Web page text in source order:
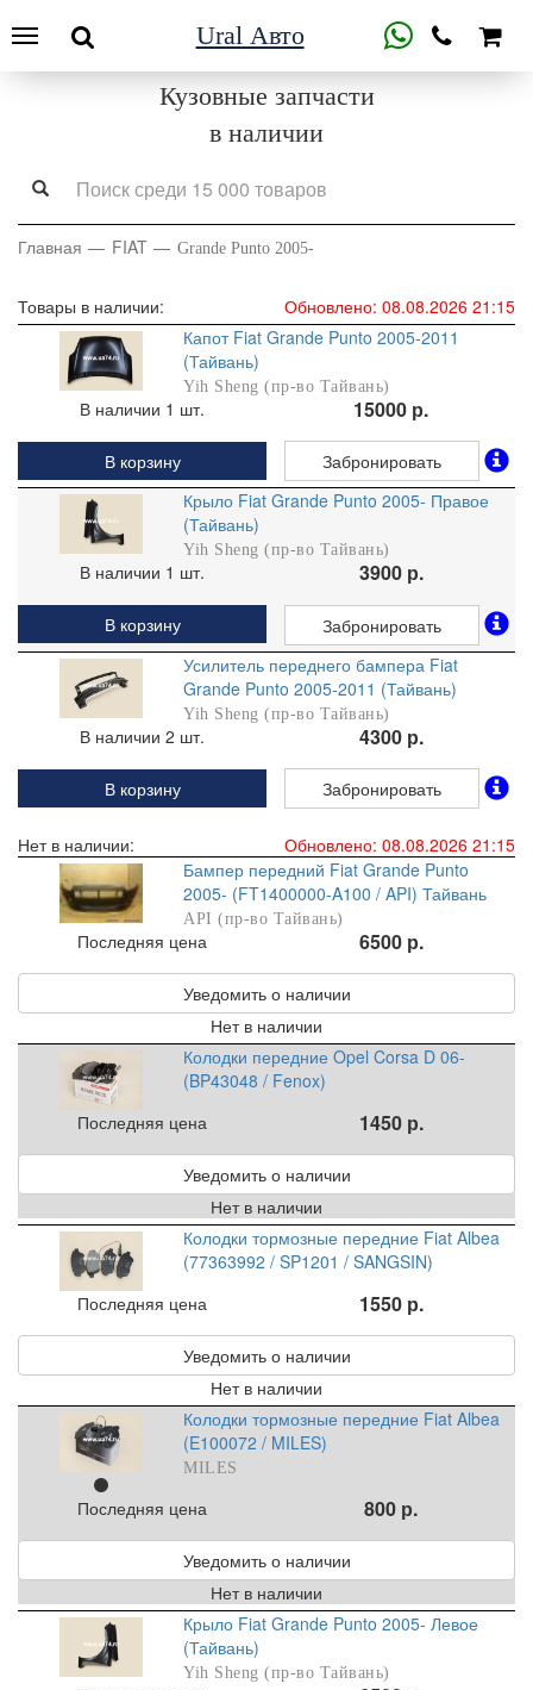
Ural Авто
Кузовные запчасти
в наличии
Главная FIAT Grande Punto 2005-
Товары в наличии:
Обновлено: 08.08.2026 21:15
Капот Fiat Grande Punto 2005-2011
(Тайвань)
Yih Sheng (пр-во Тайвань)
В наличии 1 шт. 15000 р.
В корзину
Забронировать
Крыло Fiat Grande Punto 2005- Правое
(Тайвань)
Yih Sheng (пр-во Тайвань)
В наличии 1 шт. 3900 р.
В корзину
Забронировать
Усилитель переднего бампера Fiat
Grande Punto 2005-2011 (Тайвань)
Yih Sheng (пр-во Тайвань)
В наличии 2 шт. 4300 р.
В корзину Забронировать
Нет в наличии:
Обновлено: 08.08.2026 21:15
Бампер передний Fiat Grande Punto
2005- (FT1400000-A100 / API) Тайвань
API (пр-во Тайвань)
Последняя цена 6500 р.
Уведомить о наличии
Нет в наличии
Колодки передние Opel Corsa D 06-
(BP43048 / Fenox)
Последняя цена
1450 р.
Уведомить о наличии
Нет в наличии
Колодки тормозные передние Fiat Albea
(77363992 / SP1201 / SANGSIN)
Последняя цена
1550 р.
Уведомить о наличии
Нет в наличии
Колодки тормозные передние Fiat Albea
(E100072 / MILES)
MILES
Последняя цена 800 р.
Уведомить о наличии
Нет в наличии
Крыло Fiat Grande Punto 2005- Левое
(Тайвань)
Yih Sheng (пр-во Тайвань)